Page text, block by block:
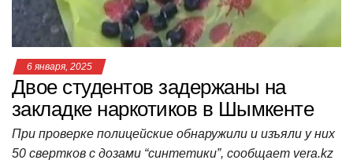
6 января, 2025
Двое студентов задержаны на
закладке наркотиков в Шымкенте
При проверке полицейские обнаружили и изъяли у них
50 свертков с дозами “синтетики”, сообщает vera.kz